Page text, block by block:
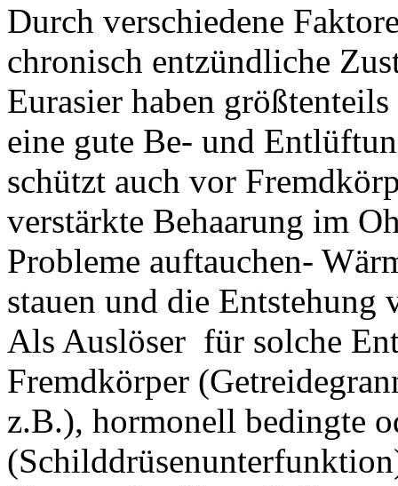
Durch verschiedene
chronisch entzündliche
Eurasier haben
eine gute Be- und
schützt auch vor
verstärkte Behaarung im
Probleme auftauchen-
stauen und die Entstehung
Als Auslöser für solche
Fremdkörper
z.B.), hormonell bedingte